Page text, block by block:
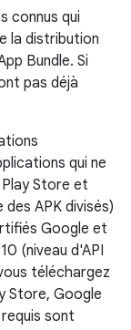
connus qui
la distribution
Bundle. Si
pas déjà
qui ne
Store et
des APK divisés)
Google et
(niveau d'API
téléchargez
Store, Google
sont